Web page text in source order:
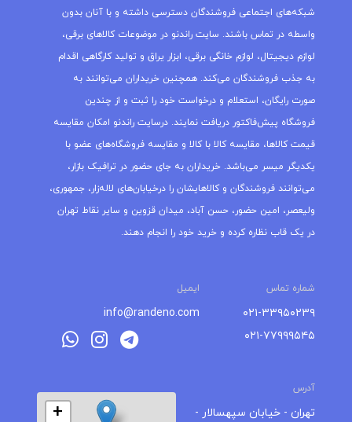
شبکه‌های اجتماعی فروشندگان دسترسی داشته و با آنان بدون
واسطه در تماس باشند. سایت راندنو در موضوعات کالاهای برقی،
لوازم دیجیتال، لوازم خانگی برقی، ابزار یراق و تولید کارگاهی اقدام
به جذب فروشندگان می‌کند. همچنین خریداران می‌توانند به
صورت رایگان، استعلام و درخواست خود را ثبت و از چندین
فروشگاه پیش‌فاکتور دریافت نمایند. درسایت راندنو امکان مقایسه
قیمت کالاها، مقایسه کالا با کالا و مقایسه فروشگاه‌های عضو با
یکدیگر میسر می‌باشد. خریداران به جای حضور در ترافیک بازار،
می‌توانند فروشندگان و کالاهایشان را درخیابان‌های لاله‌زار، جمهوری،
ولیعصر، امین حضور، حسن آباد، میدان قزوین و سایر نقاط تهران
در یک قاب نظاره کرده و خرید خود را انجام دهند.
شماره تماس ایمیل
۰۲۱-۳۳۹۵۰۲۳۹
۰۲۱-۷۷۹۹۹۵۴۵
info@randeno.com
آدرس
تهران - خیابان سپهسالار - +